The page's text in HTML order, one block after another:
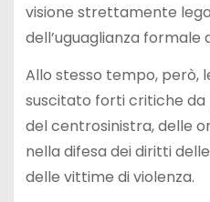
visione strettamente
dell’uguaglianza formale
Allo stesso tempo, però,
suscitato forti critiche
del centrosinistra, delle
nella difesa dei diritti
delle vittime di violenza.